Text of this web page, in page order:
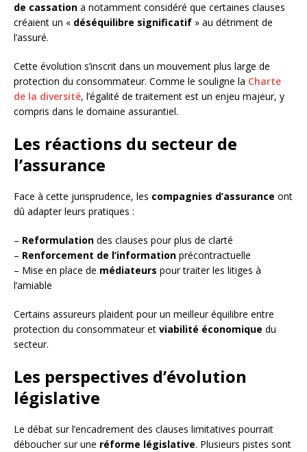
de cassation a notamment considéré que certaines clauses
créaient un « déséquilibre significatif » au détriment de
l’assuré.
Cette évolution s’inscrit dans un mouvement plus large de
protection du consommateur. Comme le souligne la Charte
de la diversité, l’égalité de traitement est un enjeu majeur, y
compris dans le domaine assurantiel.
Les réactions du secteur de
l’assurance
Face à cette jurisprudence, les compagnies d’assurance ont
dû adapter leurs pratiques :
– Reformulation des clauses pour plus de clarté
– Renforcement de l’information précontractuelle
– Mise en place de médiateurs pour traiter les litiges à
l’amiable
Certains assureurs plaident pour un meilleur équilibre entre
protection du consommateur et viabilité économique du
secteur.
Les perspectives d’évolution
législative
Le débat sur l’encadrement des clauses limitatives pourrait
déboucher sur une réforme législative. Plusieurs pistes sont